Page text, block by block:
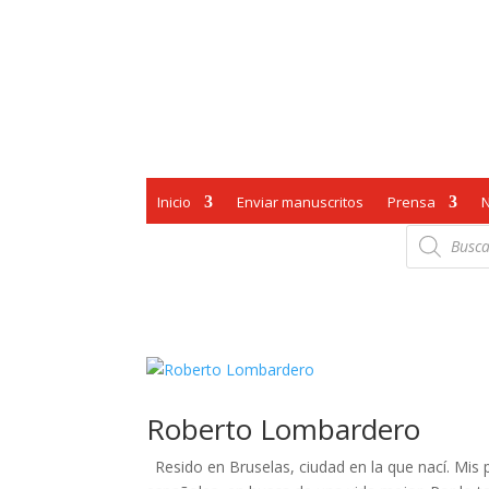
Inicio Enviar manuscritos Prensa
Búsqueda
de
productos
Roberto Lombardero
Resido en Bruselas, ciudad en la que nací.